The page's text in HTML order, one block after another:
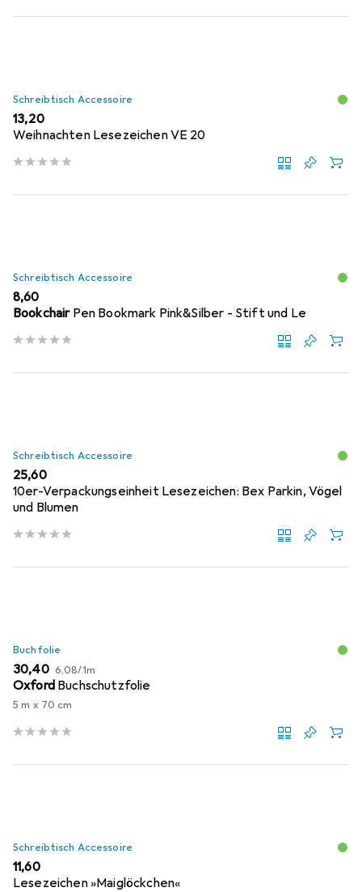
Schreibtisch Accessoire
EUR
13,20
Weihnachten Lesezeichen VE 20
Schreibtisch Accessoire
EUR
8,60
Bookchair Pen Bookmark Pink&Silber - Stift und Le
Schreibtisch Accessoire
EUR
25,60
10er-Verpackungseinheit Lesezeichen: Bex Parkin, Vögel
und Blumen
Buchfolie
EUR
30,40 EUR
6,08/1m
Oxford Buchschutzfolie
5 m x 70 cm
Schreibtisch Accessoire
EUR
11,60
Lesezeichen »Maiglöckchen«